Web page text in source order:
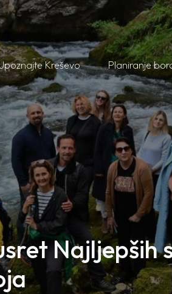
Kreševo Planiranje
Najljepših